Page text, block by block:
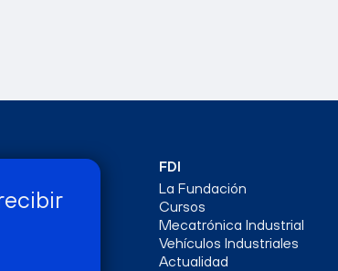
FDI
La Fundación
Cursos
Mecatrónica Industrial
Vehículos Industriales
Actualidad